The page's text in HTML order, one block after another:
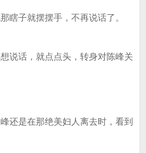
瞎子就摆摆手，不再说话了。
话，就点点头，转身对陈峰关
是在那绝美妇人离去时，看到